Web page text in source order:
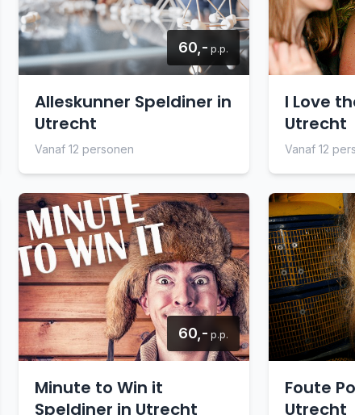
60,- p.p.
Alleskunner Speldiner in
Utrecht
Vanaf 12 personen
I Love
Utrecht
Vanaf 12
60,- p.p.
Minute to Win it
Speldiner in Utrecht
Foute
Utrecht